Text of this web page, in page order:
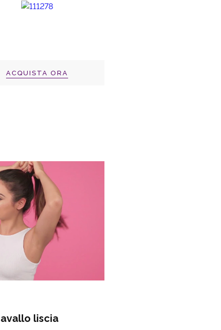
ACQUISTA ORA
liscia